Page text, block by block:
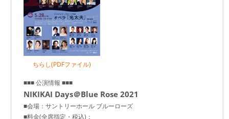
ちらし(PDFファイル)
■■■ 公演情報 ■■■
NIKIKAI Days＠Blue Rose 2021
■会場：サントリーホール ブルーローズ
■料金(全席指定・税込)：